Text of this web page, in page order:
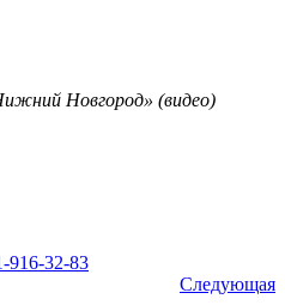
Новгород» (видео)
916-32-83
Следующая